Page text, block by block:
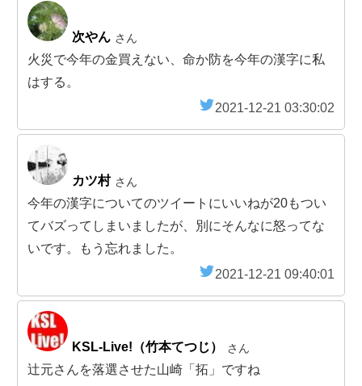
次やん さん
火災で今年の金買えない、命か防を今年の漢字に私
はする。
2021-12-21 03:30:02
カツ村 さん
今年の漢字についてのツイートにいいねが20もつい
てバズってしまいましたが、別にそんなに怒ってな
いです。もう忘れました。
2021-12-21 09:40:01
KSL-Live!（竹本てつじ） さん
辻元さんを落選させた山崎「拓」ですね